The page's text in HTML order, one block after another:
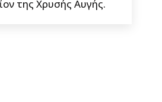
της Χρυσής Αυγής.